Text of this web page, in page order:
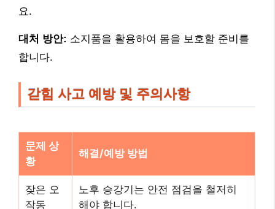
요.
대처 방안: 소지품을 활용하여 몸을 보호할 준비를
합니다.
갇힘 사고 예방 및 주의사항
문제 상
황
해결/예방 방법
잦은 오
작동
노후 승강기는 안전 점검을 철저히
해야 합니다.